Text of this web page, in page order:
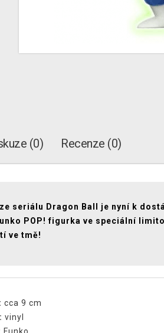
(0) Recenze (0)
seriálu Dragon Ball je nyní k
POP! figurka ve speciální
ve tmě!
cca 9 cm
vinyl